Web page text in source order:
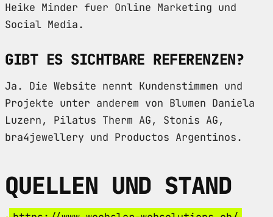
Heike Minder fuer Online Marketing und
Social Media.
GIBT ES SICHTBARE REFERENZEN?
Ja. Die Website nennt Kundenstimmen und
Projekte unter anderem von Blumen Daniela
Luzern, Pilatus Therm AG, Stonis AG,
bra4jewellery und Productos Argentinos.
QUELLEN UND STAND